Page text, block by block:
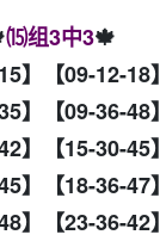
⒂组3中3🍁
】【09-12-18】
】【09-36-48】
】【15-30-45】
】【18-36-47】
】【23-36-42】